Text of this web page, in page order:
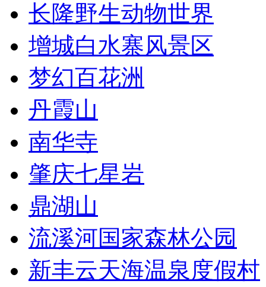
长隆野生动物世界
增城白水寨风景区
梦幻百花洲
丹霞山
南华寺
肇庆七星岩
鼎湖山
流溪河国家森林公园
新丰云天海温泉度假村